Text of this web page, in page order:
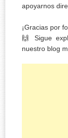
apoyarnos
¡Gracias por
🙌 Sigue
nuestro blog